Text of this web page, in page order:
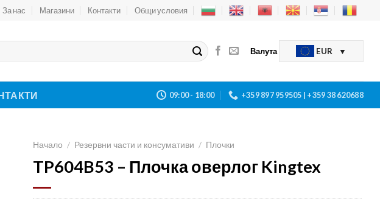
За нас Магазини Контакти Общи условия
Валута EUR
09:00 - 18:00 +359 897 959505 | +359 38 620688
Начало / Резервни части и консумативи / Плочки
TP604B53 – Плочка оверлог Kingtex